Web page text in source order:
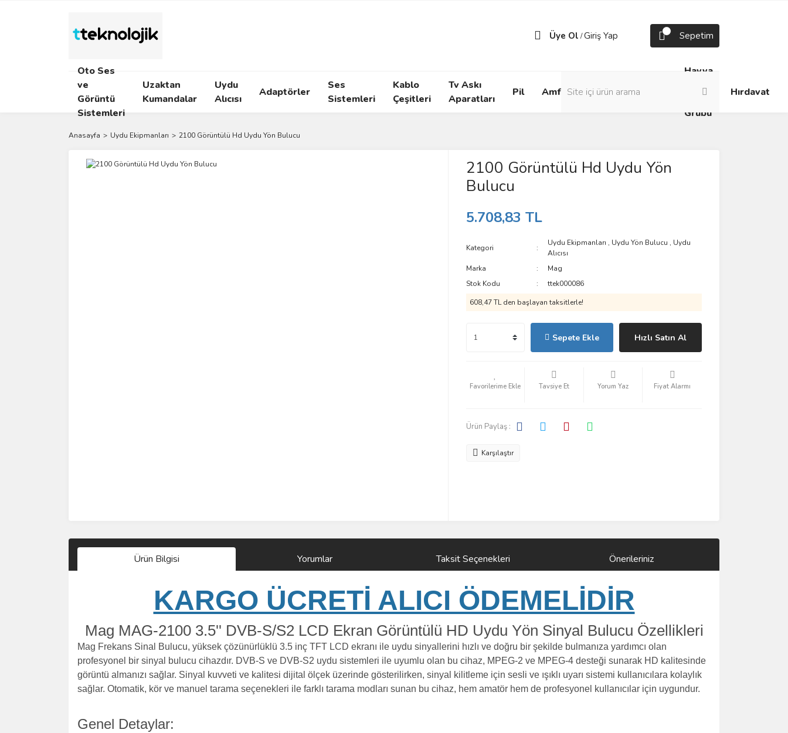
Üye Ol /Giriş Yap Sepetim
Oto Ses
ve
Görüntü
Sistemleri
Uzaktan
Kumandalar
Uydu
Alıcısı
Adaptörler
Ses
Sistemleri
Kablo
Çeşitleri
Tv Askı
Aparatları
Pil Amfi
Box
Prizler
Havya
Lehim
Grubu
Hırdavat
Anasayfa Uydu Ekipmanları 2100 Görüntülü Hd Uydu Yön Bulucu
2100 Görüntülü Hd Uydu Yön
Bulucu
5.708,83 TL
Kategori
Uydu Ekipmanları , Uydu Yön Bulucu , Uydu
Alıcısı
Marka
Mag
Stok Kodu
ttek000086
608,47 TL den başlayan taksitlerle!
Sepete Ekle Hızlı Satın Al
Tavsiye Et Yorum Yaz Fiyat Alarmı
Ürün Paylaş :
Karşılaştır
Ürün Bilgisi Yorumlar Taksit Seçenekleri Önerileriniz
KARGO ÜCRETİ ALICI ÖDEMELİDİR
Mag MAG-2100 3.5'' DVB-S/S2 LCD Ekran Görüntülü HD Uydu Yön Sinyal Bulucu Özellikleri
Mag Frekans Sinal Bulucu, yüksek çözünürlüklü 3.5 inç TFT LCD ekranı ile uydu sinyallerini hızlı ve doğru bir şekilde bulmanıza yardımcı olan
profesyonel bir sinyal bulucu cihazdır. DVB-S ve DVB-S2 uydu sistemleri ile uyumlu olan bu cihaz, MPEG-2 ve MPEG-4 desteği sunarak HD kalitesinde
görüntü almanızı sağlar. Sinyal kuvveti ve kalitesi dijital ölçek üzerinde gösterilirken, sinyal kilitleme için sesli ve ışıklı uyarı sistemi kullanıcılara kolaylık
sağlar. Otomatik, kör ve manuel tarama seçenekleri ile farklı tarama modları sunan bu cihaz, hem amatör hem de profesyonel kullanıcılar için uygundur.
Genel Detaylar: